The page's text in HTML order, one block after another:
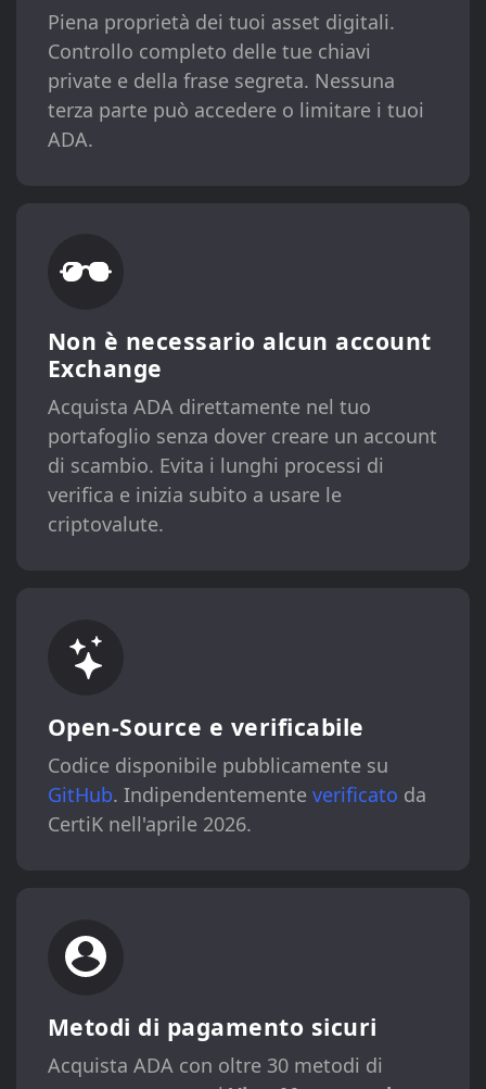
Piena proprietà dei tuoi asset digitali.
Controllo completo delle tue chiavi
private e della frase segreta. Nessuna
terza parte può accedere o limitare i tuoi
ADA.
Non è necessario alcun account
Exchange
Acquista ADA direttamente nel tuo
portafoglio senza dover creare un account
di scambio. Evita i lunghi processi di
verifica e inizia subito a usare le
criptovalute.
Open-Source e verificabile
Codice disponibile pubblicamente su
GitHub. Indipendentemente verificato da
CertiK nell'aprile 2026.
Metodi di pagamento sicuri
Acquista ADA con oltre 30 metodi di